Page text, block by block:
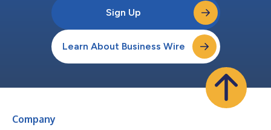
Sign Up
Learn About Business Wire
Company